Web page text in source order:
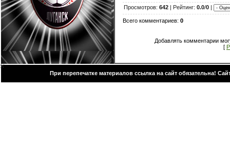
Просмотров: 642 | Рейтинг: 0.0/0 |
Всего комментариев: 0
Добавлять комментарии
[
При перепечатке материалов ссылка на сайт обязательна!